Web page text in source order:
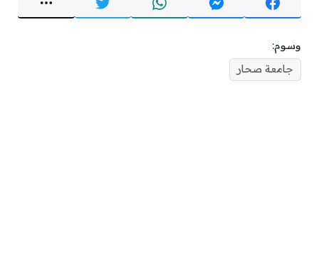
وسوم:
جامعة صحار